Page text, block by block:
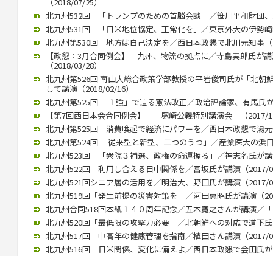
（2018/07/25）
北九州532回 「トランプのための首脳会談」／笹川平和財団
北九州531回 「日米地位協定、正常化を」／東京外大の伊勢
北九州第530回 地方は自己決定を／西日本政懇で北川元知事
【政懇：3月合同例会】 九州、物流の拠点に／寺島実郎氏が
（2018/03/28）
北九州第526回 南山大総合政策学部教授の平岩俊司氏が「北朝
して講演（2018/02/16）
北九州第525回 「１強」で迫る憲法改正／政治評論家、有馬氏
【第7回西日本会合同例会】 「塚崎公義特別講演会」（2017/
北九州第525回 消費喚起で経済にパワーを／西日本政懇で湯
北九州第524回 「従来型と新型、二つのうつ」／産業医大の浜
北九州523回 「衆院３補選、政権の命運握る」／神志名氏が
北九州522回 利用し合える日中関係を／富坂氏が講演（2017/
北九州521回シニア層の活用を／明治大、野田氏が講演（2017/
北九州519回「発生前提の災害対策を」／河田恵昭氏が講演（
北九州合同518回本紙１４０周年記念／五木寛之さんが講演／
北九州520回「最低限の攻撃力必要」／北朝鮮への対応で道
北九州517回 中高年の健康管理を指南／植田さん講演（2017/
北九州516回 日米関係、変化に備えよ／西日本政懇で会田氏